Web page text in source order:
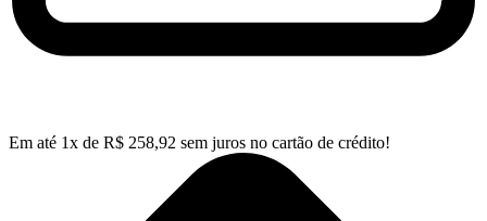
Em até 1x de R$ 258,92 sem juros no cartão de crédito!